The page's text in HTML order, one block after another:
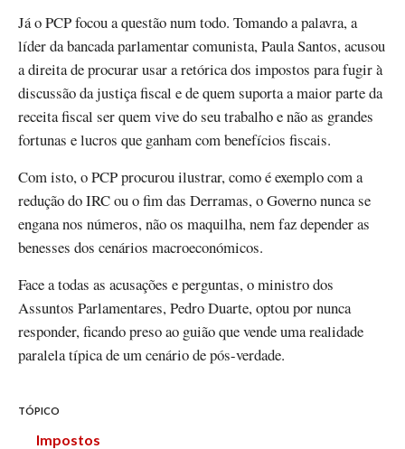
Já o PCP focou a questão num todo. Tomando a palavra, a
líder da bancada parlamentar comunista, Paula Santos, acusou
a direita de procurar usar a retórica dos impostos para fugir à
discussão da justiça fiscal e de quem suporta a maior parte da
receita fiscal ser quem vive do seu trabalho e não as grandes
fortunas e lucros que ganham com benefícios fiscais.
Com isto, o PCP procurou ilustrar, como é exemplo com a
redução do IRC ou o fim das Derramas, o Governo nunca se
engana nos números, não os maquilha, nem faz depender as
benesses dos cenários macroeconómicos.
Face a todas as acusações e perguntas, o ministro dos
Assuntos Parlamentares, Pedro Duarte, optou por nunca
responder, ficando preso ao guião que vende uma realidade
paralela típica de um cenário de pós-verdade.
TÓPICO
Impostos